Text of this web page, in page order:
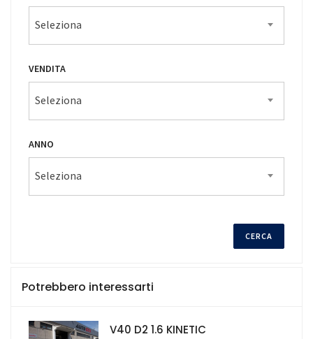
Seleziona
VENDITA
Seleziona
ANNO
Seleziona
Potrebbero interessarti
V40 D2 1.6 KINETIC